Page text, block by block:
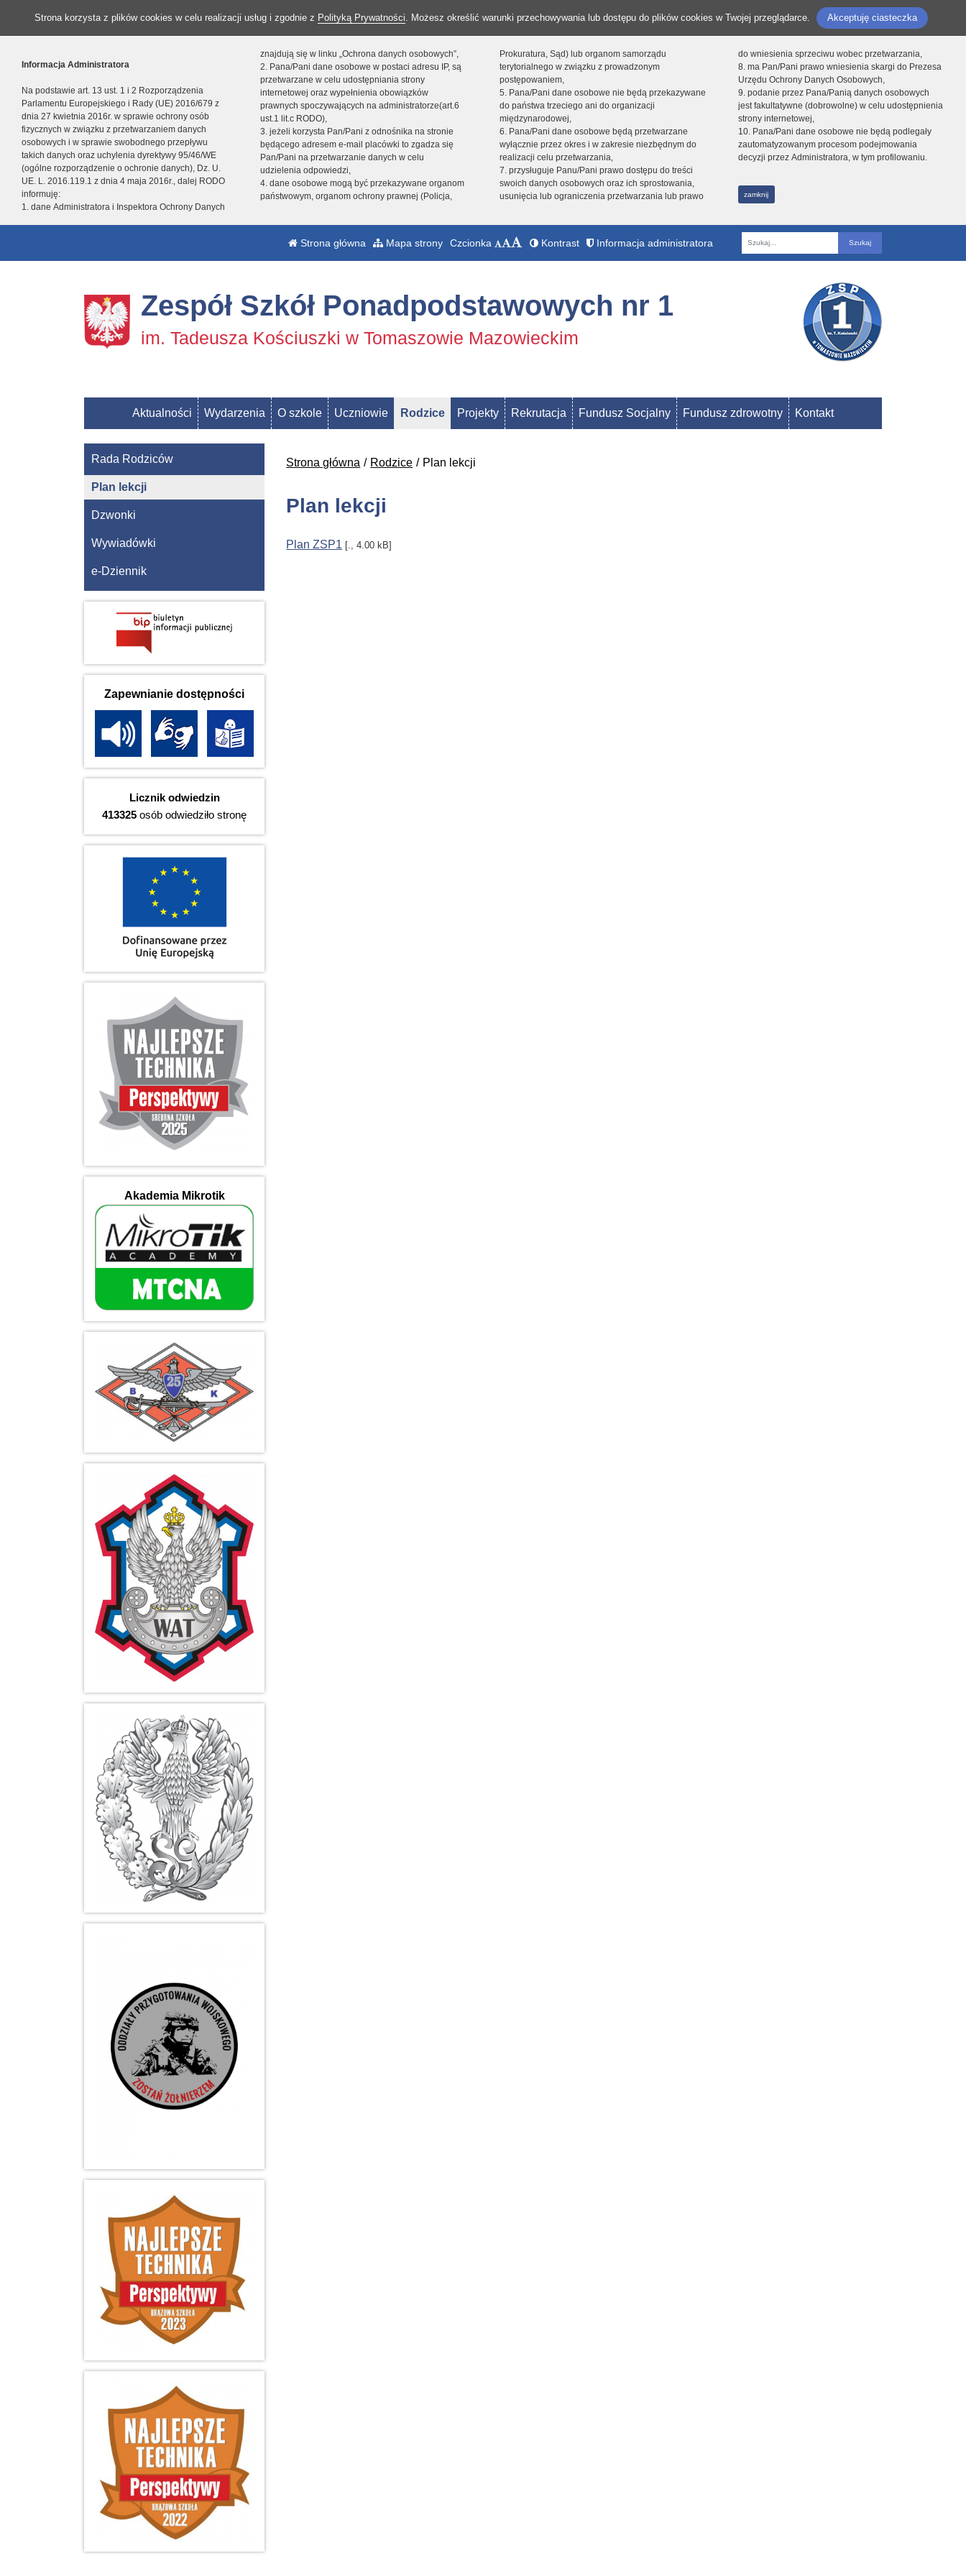
Strona korzysta z plików cookies w celu realizacji usług i zgodnie z Polityką Prywatności. Możesz określić warunki przechowywania lub dostępu do plików cookies w Twojej przeglądarce. Akceptuję ciasteczka
Informacja Administratora
Na podstawie art. 13 ust. 1 i 2 Rozporządzenia
Parlamentu Europejskiego i Rady (UE) 2016/679 z
dnia 27 kwietnia 2016r. w sprawie ochrony osób
fizycznych w związku z przetwarzaniem danych
osobowych i w sprawie swobodnego przepływu
takich danych oraz uchylenia dyrektywy 95/46/WE
(ogólne rozporządzenie o ochronie danych), Dz. U.
UE. L. 2016.119.1 z dnia 4 maja 2016r., dalej RODO
informuję:
1. dane Administratora i Inspektora Ochrony Danych
znajdują się w linku „Ochrona danych osobowych”,
2. Pana/Pani dane osobowe w postaci adresu IP, są
przetwarzane w celu udostępniania strony
internetowej oraz wypełnienia obowiązków
prawnych spoczywających na administratorze(art.6
ust.1 lit.c RODO),
3. jeżeli korzysta Pan/Pani z odnośnika na stronie
będącego adresem e-mail placówki to zgadza się
Pan/Pani na przetwarzanie danych w celu
udzielenia odpowiedzi,
4. dane osobowe mogą być przekazywane organom
państwowym, organom ochrony prawnej (Policja,
Prokuratura, Sąd) lub organom samorządu
terytorialnego w związku z prowadzonym
postępowaniem,
5. Pana/Pani dane osobowe nie będą przekazywane
do państwa trzeciego ani do organizacji
międzynarodowej,
6. Pana/Pani dane osobowe będą przetwarzane
wyłącznie przez okres i w zakresie niezbędnym do
realizacji celu przetwarzania,
7. przysługuje Panu/Pani prawo dostępu do treści
swoich danych osobowych oraz ich sprostowania,
usunięcia lub ograniczenia przetwarzania lub prawo
do wniesienia sprzeciwu wobec przetwarzania,
8. ma Pan/Pani prawo wniesienia skargi do Prezesa
Urzędu Ochrony Danych Osobowych,
9. podanie przez Pana/Panią danych osobowych
jest fakultatywne (dobrowolne) w celu udostępnienia
strony internetowej,
10. Pana/Pani dane osobowe nie będą podlegały
zautomatyzowanym procesom podejmowania
decyzji przez Administratora, w tym profilowaniu.
zamknij
Strona główna Mapa strony Czcionka Kontrast Informacja administratora
Fraza
Zespół Szkół Ponadpodstawowych nr 1
im. Tadeusza Kościuszki w Tomaszowie Mazowieckim
Aktualności Wydarzenia O szkole Uczniowie Rodzice Projekty Rekrutacja Fundusz Socjalny Fundusz zdrowotny Kontakt
Strona główna Rodzice Plan lekcji
Plan lekcji
Plan ZSP1 [., 4.00 kB]
Rada Rodziców
Plan lekcji
Dzwonki
Wywiadówki
e-Dziennik
Zapewnianie dostępności
Licznik odwiedzin
413325 osób odwiedziło stronę
Akademia Mikrotik